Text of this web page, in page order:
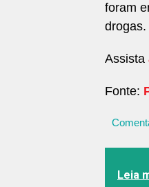
foram
drogas.
Assista
Fonte:
Leia